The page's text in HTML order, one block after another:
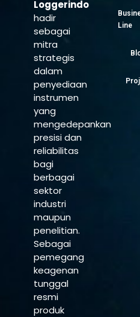
Loggerindo
hadir
sebagai
mitra
strategis
dalam
penyediaan
instrumen
yang
mengedepankan
presisi dan
reliabilitas
bagi
berbagai
sektor
industri
maupun
penelitian.
Sebagai
pemegang
keagenan
tunggal
resmi
produk
Line